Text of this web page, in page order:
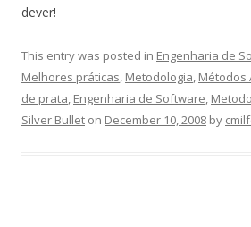
dever!
This entry was posted in Engenharia de
Melhores práticas, Metodologia, Métodos
de prata, Engenharia de Software,
Silver Bullet on December 10, 2008 by